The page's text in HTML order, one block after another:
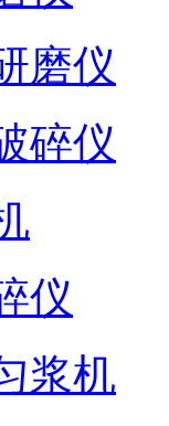
磨仪
碎仪
仪
浆机